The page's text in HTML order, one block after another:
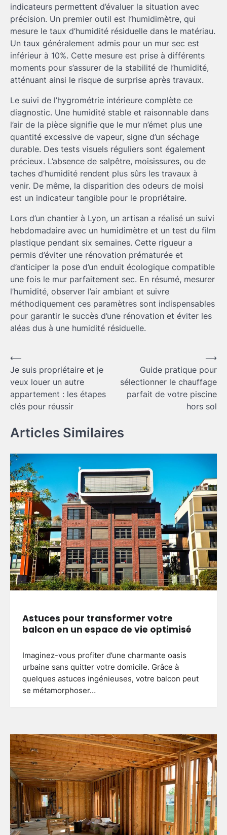
indicateurs permettent d’évaluer la situation avec
précision. Un premier outil est l’humidimètre, qui
mesure le taux d’humidité résiduelle dans le matériau.
Un taux généralement admis pour un mur sec est
inférieur à 10%. Cette mesure est prise à différents
moments pour s’assurer de la stabilité de l’humidité,
atténuant ainsi le risque de surprise après travaux.
Le suivi de l’hygrométrie intérieure complète ce
diagnostic. Une humidité stable et raisonnable dans
l’air de la pièce signifie que le mur n’émet plus une
quantité excessive de vapeur, signe d’un séchage
durable. Des tests visuels réguliers sont également
précieux. L’absence de salpêtre, moisissures, ou de
taches d’humidité rendent plus sûrs les travaux à
venir. De même, la disparition des odeurs de moisi
est un indicateur tangible pour le propriétaire.
Lors d’un chantier à Lyon, un artisan a réalisé un suivi
hebdomadaire avec un humidimètre et un test du film
plastique pendant six semaines. Cette rigueur a
permis d’éviter une rénovation prématurée et
d’anticiper la pose d’un enduit écologique compatible
une fois le mur parfaitement sec. En résumé, mesurer
l’humidité, observer l’air ambiant et suivre
méthodiquement ces paramètres sont indispensables
pour garantir le succès d’une rénovation et éviter les
aléas dus à une humidité résiduelle.
Navigation
de
l’article
⟵
Je suis propriétaire et je
veux louer un autre
appartement : les étapes
clés pour réussir
Guide pratique pour
sélectionner le chauffage
parfait de votre piscine
hors sol
⟶
Articles Similaires
Astuces pour transformer votre
balcon en un espace de vie optimisé
Imaginez-vous profiter d’une charmante oasis
urbaine sans quitter votre domicile. Grâce à
quelques astuces ingénieuses, votre balcon peut
se métamorphoser…